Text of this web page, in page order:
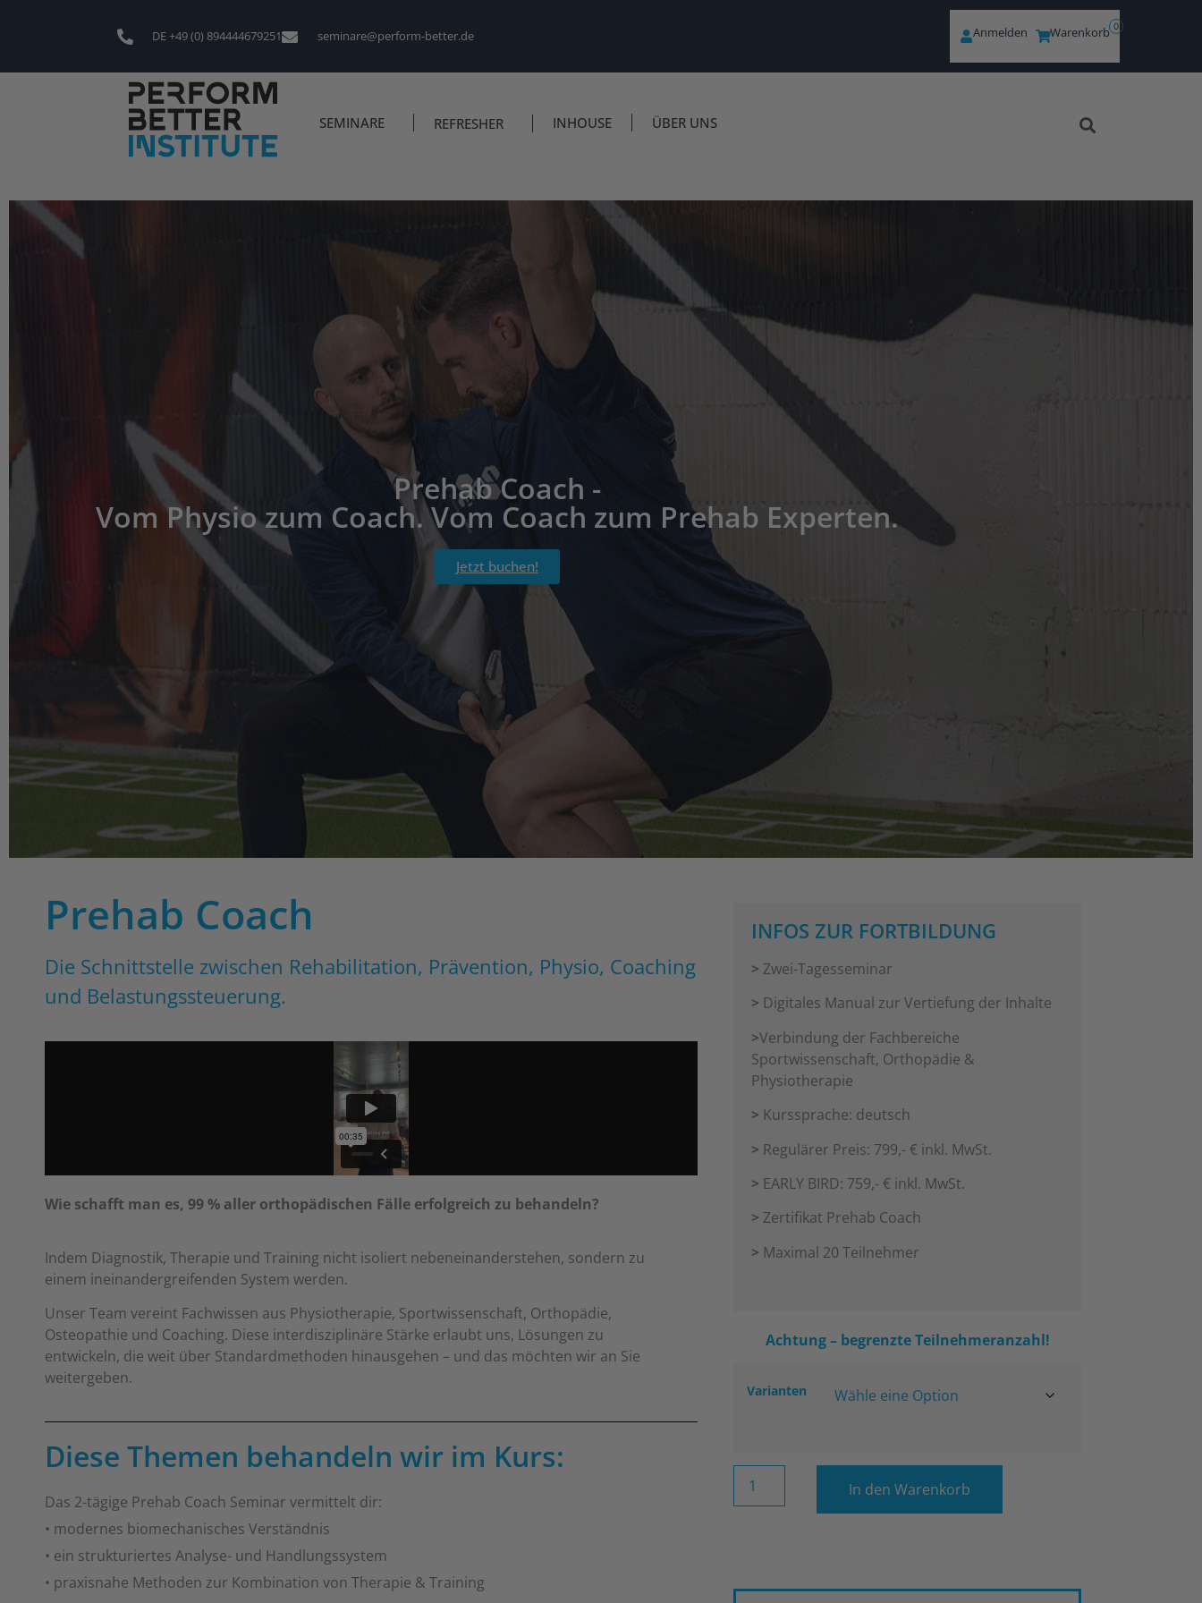
DE +49 (0) 894444679251 seminare@perform-better.de Anmelden Warenkorb 0
SEMINARE REFRESHER INHOUSE ÜBER UNS
Prehab Coach -
Vom Physio zum Coach. Vom Coach zum Prehab Experten.
Jetzt buchen!
Prehab Coach
Die Schnittstelle zwischen Rehabilitation, Prävention, Physio, Coaching
und Belastungssteuerung.
Wie schafft man es, 99 % aller orthopädischen Fälle erfolgreich zu behandeln?
Indem Diagnostik, Therapie und Training nicht isoliert nebeneinanderstehen, sondern zu
einem ineinandergreifenden System werden.
Unser Team vereint Fachwissen aus Physiotherapie, Sportwissenschaft, Orthopädie,
Osteopathie und Coaching. Diese interdisziplinäre Stärke erlaubt uns, Lösungen zu
entwickeln, die weit über Standardmethoden hinausgehen – und das möchten wir an Sie
weitergeben.
Diese Themen behandeln wir im Kurs:
Das 2-tägige Prehab Coach Seminar vermittelt dir:
• modernes biomechanisches Verständnis
• ein strukturiertes Analyse- und Handlungssystem
• praxisnahe Methoden zur Kombination von Therapie & Training
INFOS ZUR FORTBILDUNG
> Zwei-Tagesseminar
> Digitales Manual zur Vertiefung der Inhalte
>Verbindung der Fachbereiche
Sportwissenschaft, Orthopädie &
Physiotherapie
> Kurssprache: deutsch
> Regulärer Preis: 799,- € inkl. MwSt.
> EARLY BIRD: 759,- € inkl. MwSt.
> Zertifikat Prehab Coach
> Maximal 20 Teilnehmer
Achtung – begrenzte Teilnehmeranzahl!
Varianten
In den Warenkorb